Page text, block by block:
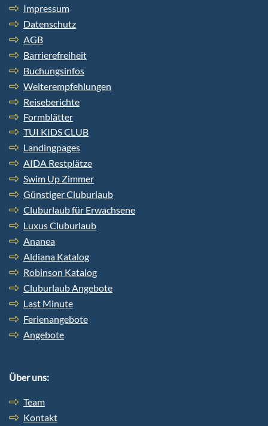
Impressum
Datenschutz
AGB
Barrierefreiheit
Buchungsinfos
Weiterempfehlungen
Reiseberichte
Formblätter
TUI KIDS CLUB
Landingpages
AIDA Restplätze
Swim Up Zimmer
Günstiger Cluburlaub
Cluburlaub für Erwachsene
Luxus Cluburlaub
Ananea
Aldiana Katalog
Robinson Katalog
Cluburlaub Angebote
Last Minute
Ferienangebote
Angebote
Über uns:
Team
Kontakt